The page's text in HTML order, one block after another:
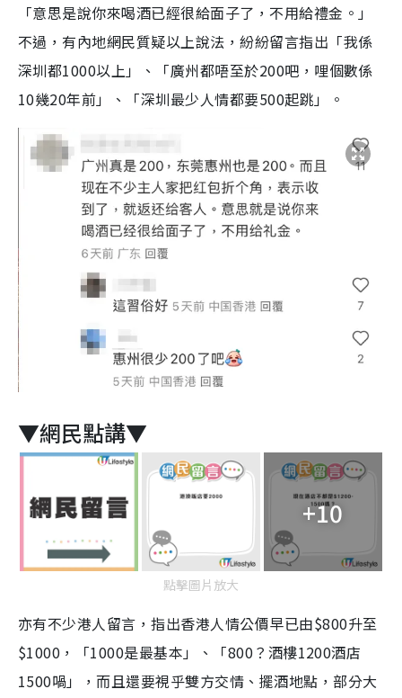
「意思是說你來喝酒已經很給面子了，不用給禮金。」
不過，有內地網民質疑以上說法，紛紛留言指出「我係
深圳都1000以上」、「廣州都唔至於200吧，哩個數係
10幾20年前」、「深圳最少人情都要500起跳」。
▼網民點講▼
+10
點擊圖片放大
亦有不少港人留言，指出香港人情公價早已由$800升至
$1000，「1000是最基本」、「800？酒樓1200酒店
1500喎」，而且還要視乎雙方交情、擺酒地點，部分大